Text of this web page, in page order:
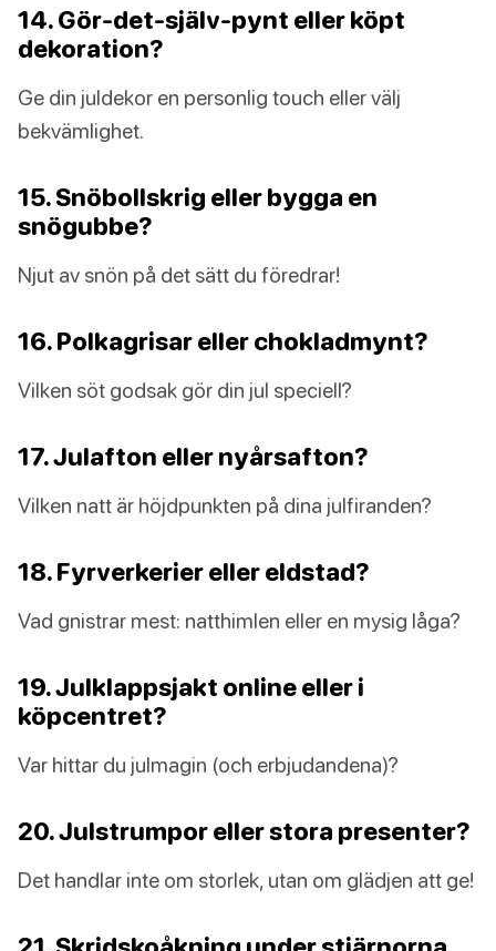
14. Gör-det-själv-pynt eller köpt
dekoration?
Ge din juldekor en personlig touch eller välj
bekvämlighet.
15. Snöbollskrig eller bygga en
snögubbe?
Njut av snön på det sätt du föredrar!
16. Polkagrisar eller chokladmynt?
Vilken söt godsak gör din jul speciell?
17. Julafton eller nyårsafton?
Vilken natt är höjdpunkten på dina julfiranden?
18. Fyrverkerier eller eldstad?
Vad gnistrar mest: natthimlen eller en mysig låga?
19. Julklappsjakt online eller i
köpcentret?
Var hittar du julmagin (och erbjudandena)?
20. Julstrumpor eller stora presenter?
Det handlar inte om storlek, utan om glädjen att ge!